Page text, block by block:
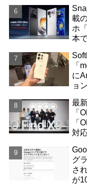
載
ホ
本
「
に
ョ
最
「
「
対
売
グ
さ
が